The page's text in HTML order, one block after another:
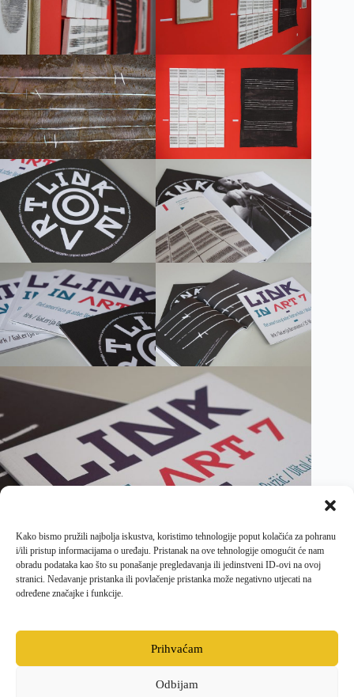
Kako bismo pružili najbolja iskustva, koristimo tehnologije poput kolačića za pohranu
i/ili pristup informacijama o uređaju. Pristanak na ove tehnologije omogućit će nam
obradu podataka kao što su ponašanje pregledavanja ili jedinstveni ID-ovi na ovoj
stranici. Nedavanje pristanka ili povlačenje pristanka može negativno utjecati na
određene značajke i funkcije.
Prihvaćam
Odbijam
PRETHODNI SLJEDEĆI